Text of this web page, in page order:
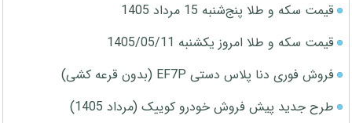
قیمت سکه و طلا پنج‌شنبه 15 مرداد 1405
قیمت سکه و طلا امروز یکشنبه 1405/05/11
فروش فوری دنا پلاس دستی EF7P (بدون قرعه کشی)
طرح جدید پیش فروش خودرو کوییک (مرداد 1405)